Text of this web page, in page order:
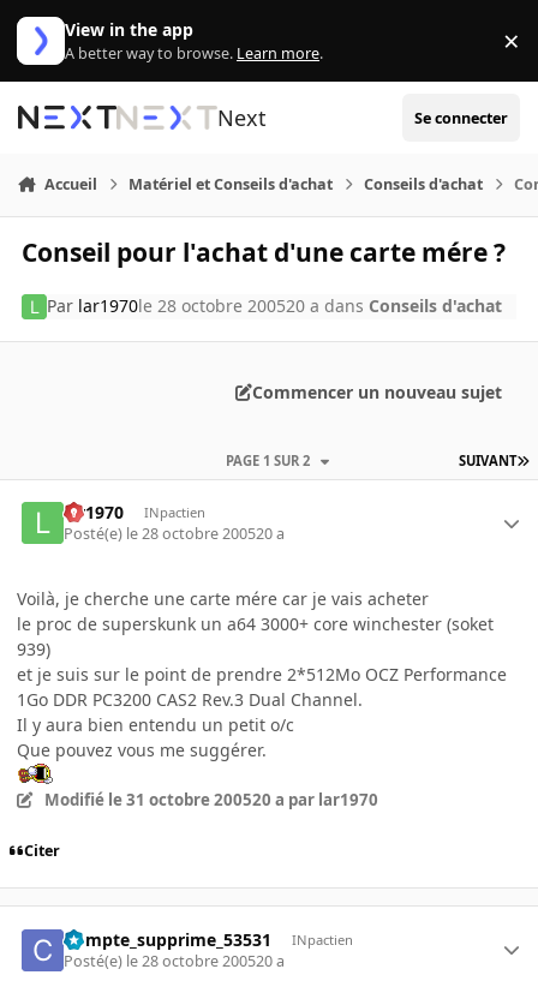
Aller au contenu
View in the app
A better way to browse. Learn more. ×
Next Se connecter
Accueil Matériel et Conseils d'achat Conseils d'achat
Conseil pour l'achat d'une carte mére ?
Par lar1970le 28 octobre 200520 a dans Conseils d'achat
Commencer un nouveau sujet
SUIVANT
PAGE 1 SUR 2
lar1970 INpactien
Posté(e) le 28 octobre 200520 a
Voilà, je cherche une carte mére car je vais acheter
le proc de superskunk un a64 3000+ core winchester (soket
939)
et je suis sur le point de prendre 2*512Mo OCZ Performance
1Go DDR PC3200 CAS2 Rev.3 Dual Channel.
Il y aura bien entendu un petit o/c
Que pouvez vous me suggérer.
Modifié le 31 octobre 200520 a par lar1970
Citer
Compte_supprime_53531 INpactien
Posté(e) le 28 octobre 200520 a